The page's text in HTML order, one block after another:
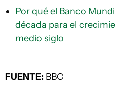
Por qué el Banco
década para el
medio siglo
FUENTE: BBC